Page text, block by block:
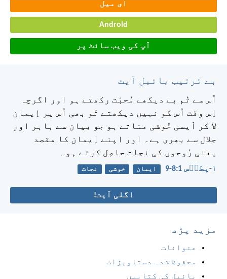
ای میل
Android
آپ کی ویب سائٹ پر
بے ترتیب بائبل آیت
اُس سے تُم بے دیکھے مُحبّت رکھتے ہو اور اگرچہ
اِس وقت اُس کو نہیں دیکھتے تَو بھی اُس پر اِیمان
لا کر اَیسی خُوشی مناتے ہو جو بیان سے باہر اور
جلال سے بھری ہے۔ اور اپنے اِیمان کا مقصد
یعنی رُوحوں کی نجات حاصِل کرتے ہو۔
۱-پطرؔس 1:‏8-‏9 ایمان خوشی نجات
اگلی آیت!
مزید پڑھ
عنوانات
محفوظ شدہ دستاویزات
بائبل کی کتابیں